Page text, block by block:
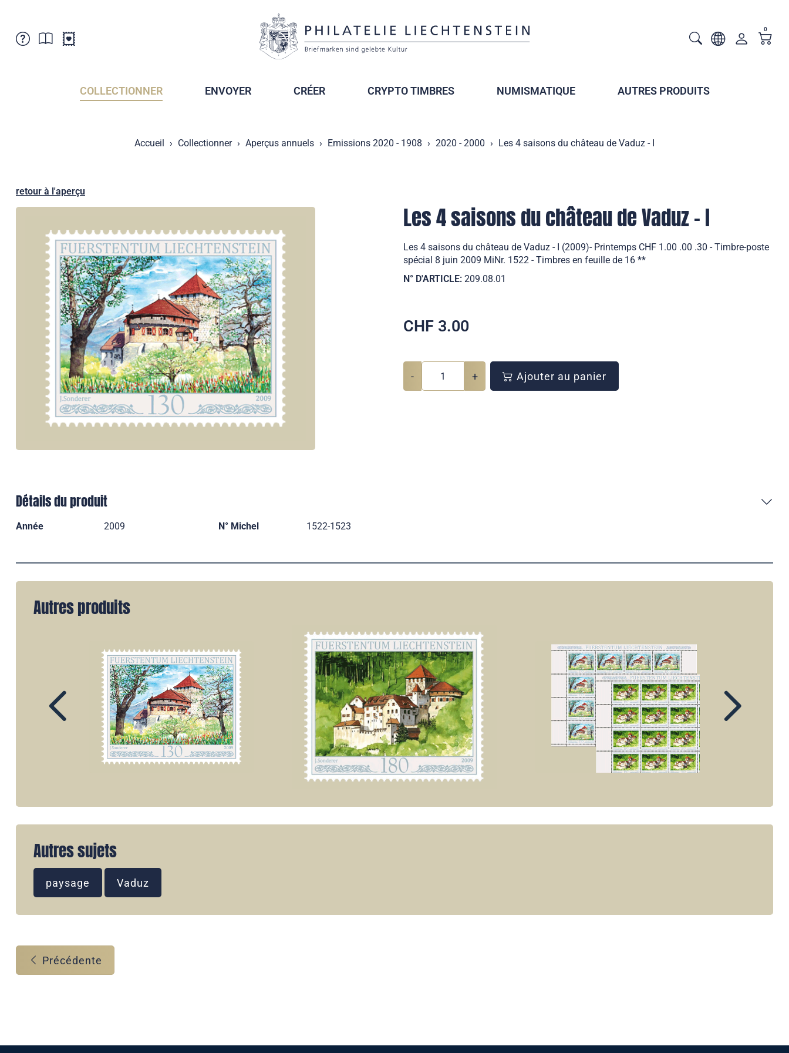
Points de vente
Abonnement
Archives des timbrage
0
COLLECTIONNER ENVOYER CRÉER CRYPTO TIMBRES NUMISMATIQUE AUTRES PRODUITS
Accueil Collectionner Aperçus annuels Emissions 2020 - 1908 2020 - 2000 Les 4 saisons du château de Vaduz - I
retour à l'aperçu
Les 4 saisons du château de Vaduz - I
Les 4 saisons du château de Vaduz - I (2009)- Printemps CHF 1.00 .00 .30 - Timbre-poste
spécial 8 juin 2009 MiNr. 1522 - Timbres en feuille de 16 **
N° D'ARTICLE: 209.08.01
CHF 3.00
- + Ajouter au panier
Détails du produit
Année 2009 N° Michel 1522-1523
Autres produits
Autres sujets
paysage Vaduz
Précédente